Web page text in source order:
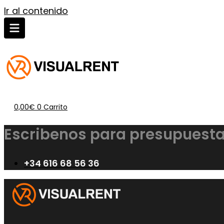
Ir al contenido
0,00€ 0 Carrito
Escribenos para
+34 616 68 56 36